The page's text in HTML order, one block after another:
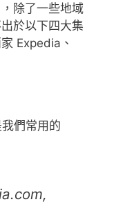
除了一些地域
於以下四大集
Expedia、
們常用的